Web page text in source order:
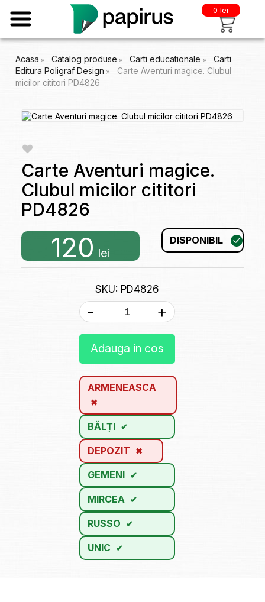
0 lei
Acasa Catalog produse Carti educationale
Carti
Editura Poligraf Design
Carte Aventuri magice. Clubul
micilor cititori PD4826
Carte Aventuri magice.
Clubul micilor cititori
PD4826
120 lei
DISPONIBIL
SKU: PD4826
- +
Adauga in cos
ARMENEASCA
BĂLȚI
DEPOZIT
GEMENI
MIRCEA
RUSSO
UNIC